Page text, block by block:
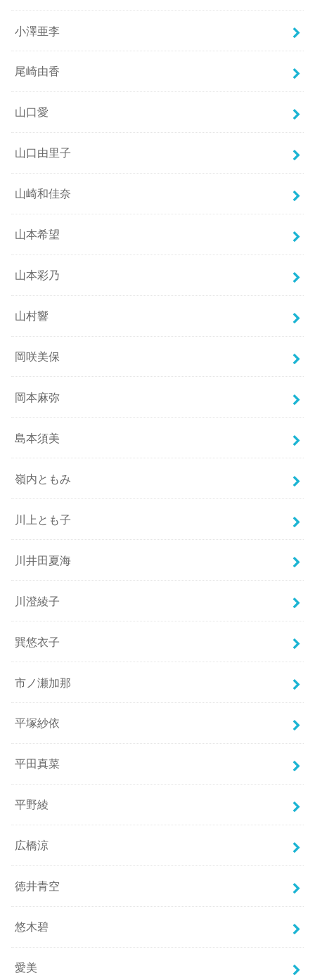
小澤亜李
尾崎由香
山口愛
山口由里子
山崎和佳奈
山本希望
山本彩乃
山村響
岡咲美保
岡本麻弥
島本須美
嶺内ともみ
川上とも子
川井田夏海
川澄綾子
巽悠衣子
市ノ瀬加那
平塚紗依
平田真菜
平野綾
広橋涼
徳井青空
悠木碧
愛美